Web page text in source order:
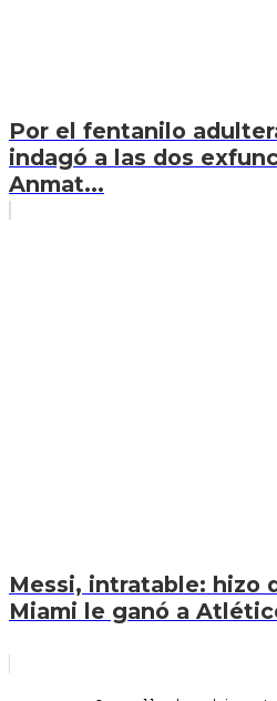
Por el fentanilo
indagó a las dos
Anmat...
Messi, intratable: hizo
Miami le ganó a